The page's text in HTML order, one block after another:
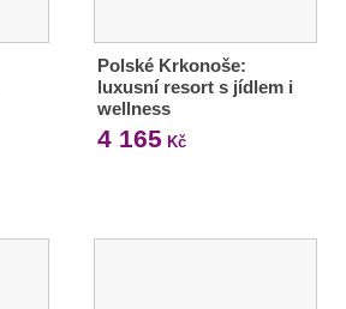
Polské Krkonoše:
luxusní resort s jídlem i
wellness
4 165 Kč